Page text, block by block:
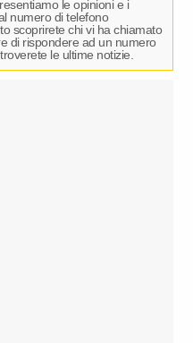
le opinioni e i
numero di telefono
scoprirete chi vi ha chiamato
di rispondere ad un numero
le ultime notizie.